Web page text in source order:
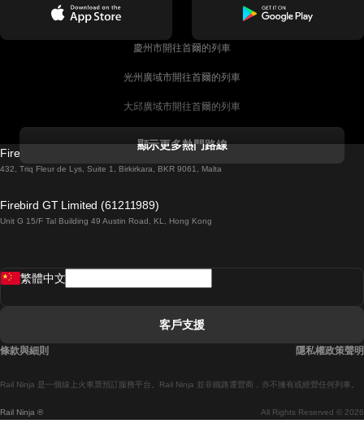
慶州市開往首爾的列車
光州廣域市開往首爾的列車
大邱廣域市開往首爾的列車
都柏林開往戈尔韦的列車
羅馬開往拿坡里的列車
顯示更多熱門路線
Firebird GT Limited (OC 1451)
432, Triq Fleur de Lys, Suite 1, Birkirkara, BKR 9061, Malta
Firebird GT Limited (61211989)
Unit G 15/F Tal Building 49 Austin Road, KL, Hong Kong
Rail Ninja ® All Rights Reserved © 2026
Rail Ninja 是一個線上火車票預訂服務平台。Rail Ninja 並非鐵路運營商，亦不擁有或經營任何列車。
繁體中文
客戶支援
條款與細則 隱私權政策聲明